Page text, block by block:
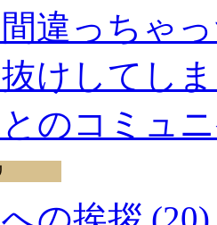
違っちゃ
けしてし
のコミュ